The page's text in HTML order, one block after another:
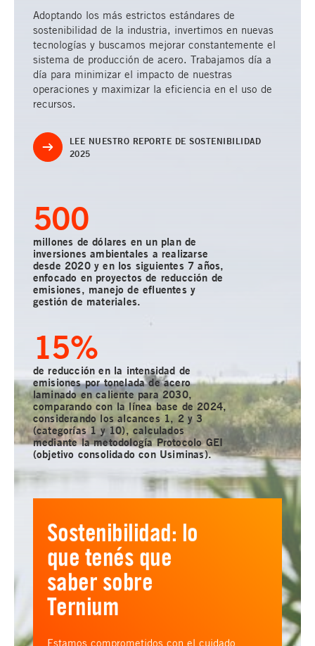
Adoptando los más estrictos estándares de
sostenibilidad de la industria, invertimos en nuevas
tecnologías y buscamos mejorar constantemente el
sistema de producción de acero. Trabajamos día a
día para minimizar el impacto de nuestras
operaciones y maximizar la eficiencia en el uso de
recursos.
LEE NUESTRO REPORTE DE SOSTENIBILIDAD
2025
500
millones de dólares en un plan de
inversiones ambientales a realizarse
desde 2020 y en los siguientes 7 años,
enfocado en proyectos de reducción de
emisiones, manejo de efluentes y
gestión de materiales.
15%
de reducción en la intensidad de
emisiones por tonelada de acero
laminado en caliente para 2030,
comparando con la línea base de 2024,
considerando los alcances 1, 2 y 3
(categorías 1 y 10), calculados
mediante la metodología Protocolo GEI
(objetivo consolidado con Usiminas).
Sostenibilidad: lo
que tenés que
saber sobre
Ternium
Estamos comprometidos con el cuidado